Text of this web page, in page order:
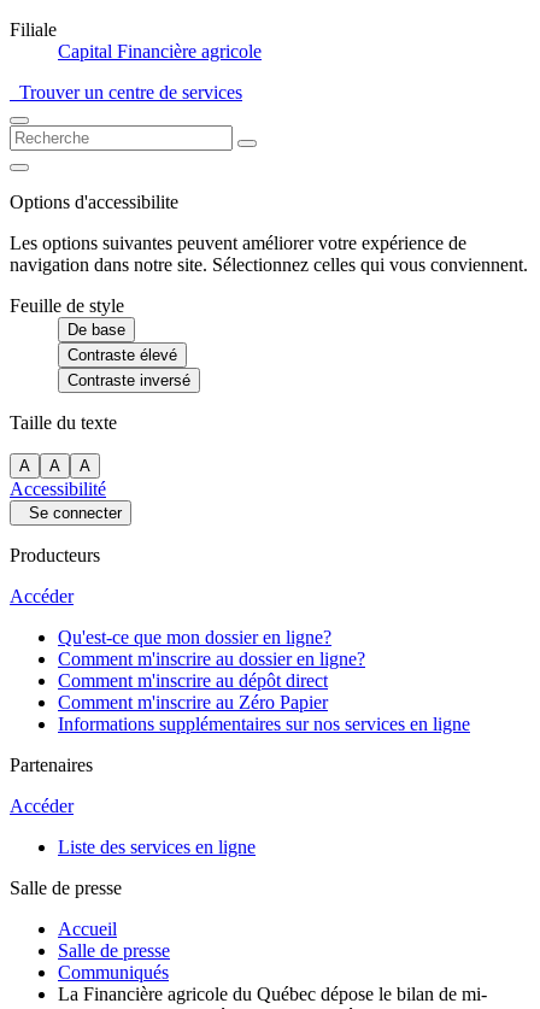
Filiale
Capital Financière agricole
Trouver un centre de services
Options d'accessibilite
Les options suivantes peuvent améliorer votre expérience de
navigation dans notre site. Sélectionnez celles qui vous conviennent.
Feuille de style
De base
Contraste élevé
Contraste inversé
Taille du texte
A A A
Accessibilité
Se connecter
Producteurs
Accéder
Qu'est-ce que mon dossier en ligne?
Comment m'inscrire au dossier en ligne?
Comment m'inscrire au dépôt direct
Comment m'inscrire au Zéro Papier
Informations supplémentaires sur nos services en ligne
Partenaires
Accéder
Liste des services en ligne
Salle de presse
Accueil
Salle de presse
Communiqués
La Financière agricole du Québec dépose le bilan de mi-